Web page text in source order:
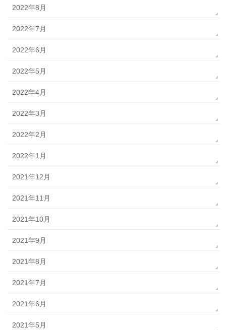
2022年8月
2022年7月
2022年6月
2022年5月
2022年4月
2022年3月
2022年2月
2022年1月
2021年12月
2021年11月
2021年10月
2021年9月
2021年8月
2021年7月
2021年6月
2021年5月